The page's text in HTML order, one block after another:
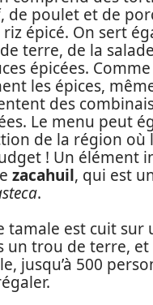
poulet et de
épicé. On sert
terre, de la
épicées.
les épices,
des
Le menu peut
de la région où
! Un élément
zacahuil, qui est
.
tamale est cuit sur
un trou de terre, et
jusqu’à 500